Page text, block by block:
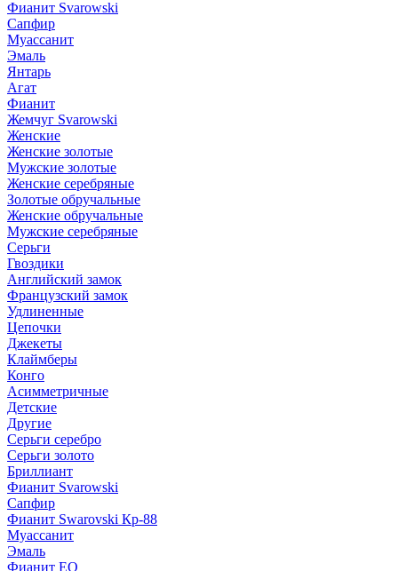
Фианит Svarowski
Сапфир
Муассанит
Эмаль
Янтарь
Агат
Фианит
Жемчуг Svarowski
Женские
Женские золотые
Мужские золотые
Женские серебряные
Золотые обручальные
Женские обручальные
Мужские серебряные
Серьги
Гвоздики
Английский замок
Французский замок
Удлиненные
Цепочки
Джекеты
Клаймберы
Конго
Асимметричные
Детские
Другие
Серьги серебро
Серьги золото
Бриллиант
Фианит Svarowski
Сапфир
Фианит Swarovski Кр-88
Муассанит
Эмаль
Фианит EQ